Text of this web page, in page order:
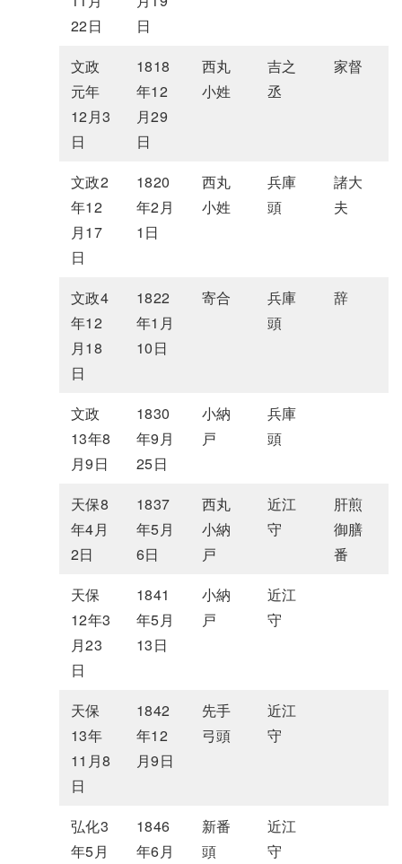
22日
日
文政
元年
12月3
日
1818
年12
月29
日
西丸
小姓
吉之
丞
家督
文政2
年12
月17
日
1820
年2月
1日
西丸
小姓
兵庫
頭
諸大
夫
文政4
年12
月18
日
1822
年1月
10日
寄合
兵庫
頭
辞
文政
13年8
月9日
1830
年9月
25日
小納
戸
兵庫
頭
天保8
年4月
2日
1837
年5月
6日
西丸
小納
戸
近江
守
肝煎
御膳
番
天保
12年3
月23
日
1841
年5月
13日
小納
戸
近江
守
天保
13年
11月8
日
1842
年12
月9日
先手
弓頭
近江
守
弘化3
年5月
1846
年6月
新番
頭
近江
守